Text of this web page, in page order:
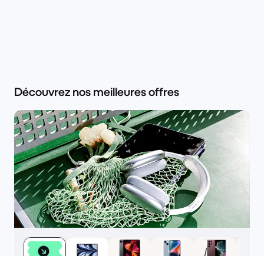
Découvrez nos meilleures offres